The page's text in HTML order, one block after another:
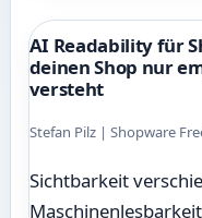
AI Readability für
deinen Shop nur
versteht
Stefan Pilz | Shopware
Sichtbarkeit